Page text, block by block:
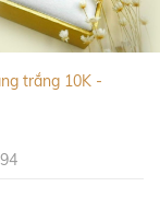
trắng 10K -